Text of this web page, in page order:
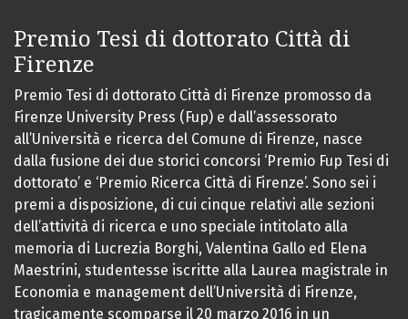
Premio Tesi di dottorato Città di
Firenze
Premio Tesi di dottorato Città di Firenze promosso da
Firenze University Press (Fup) e dall’assessorato
all’Università e ricerca del Comune di Firenze, nasce
dalla fusione dei due storici concorsi ‘Premio Fup Tesi di
dottorato’ e ‘Premio Ricerca Città di Firenze’. Sono sei i
premi a disposizione, di cui cinque relativi alle sezioni
dell’attività di ricerca e uno speciale intitolato alla
memoria di Lucrezia Borghi, Valentina Gallo ed Elena
Maestrini, studentesse iscritte alla Laurea magistrale in
Economia e management dell’Università di Firenze,
tragicamente scomparse il 20 marzo 2016 in un